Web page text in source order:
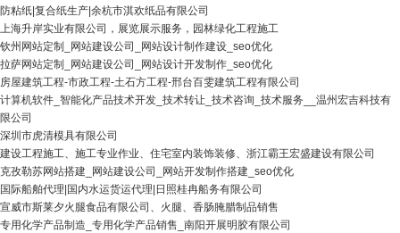
防粘纸|复合纸生产|余杭市淇欢纸品有限公司
上海升岸实业有限公司，展览展示服务，园林绿化工程施工
钦州网站定制_网站建设公司_网站设计制作建设_seo优化
拉萨网站定制_网站建设公司_网站设计开发制作_seo优化
房屋建筑工程-市政工程-土石方工程-邢台百雯建筑工程有限公司
计算机软件_智能化产品技术开发_技术转让_技术咨询_技术服务__温州宏吉科技有
限公司
深圳市虎清模具有限公司
建设工程施工、施工专业作业、住宅室内装饰装修、浙江霸王宏盛建设有限公司
克孜勒苏网站搭建_网站建设公司_网站开发制作搭建_seo优化
国际船舶代理|国内水运货运代理|日照桂冉船务有限公司
宣威市斯莱夕火腿食品有限公司、火腿、香肠腌腊制品销售
专用化学产品制造_专用化学产品销售_南阳开展明胶有限公司